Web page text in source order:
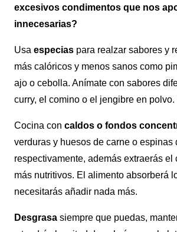
excesivos condimentos que nos
innecesarias?
Usa especias para realzar sabores y
más calóricos y menos sanos como
ajo o cebolla. Anímate con sabores
curry, el comino o el jengibre en polvo.
Cocina con caldos o fondos
verduras y huesos de carne o espinas
respectivamente, además extraerás el
más nutritivos. El alimento absorberá
necesitarás añadir nada más.
Desgrasa siempre que puedas,